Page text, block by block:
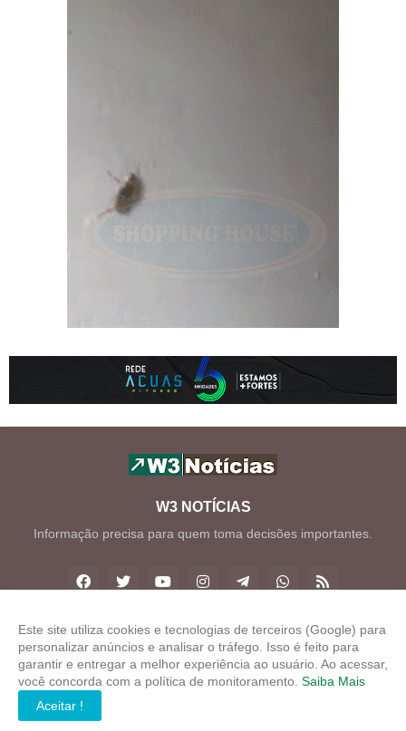
W3 NOTÍCIAS
Informação precisa para quem toma decisões importantes.
Copyright ©2026W3 Notícias
INÍCIO SOBRE CONTATO LGPD
EXPEDIENTE
Este site utiliza cookies e tecnologias de terceiros (Google) para
personalizar anúncios e analisar o tráfego. Isso é feito para
garantir e entregar a melhor experiência ao usuário. Ao acessar,
você concorda com a política de monitoramento. Saiba Mais
Aceitar !